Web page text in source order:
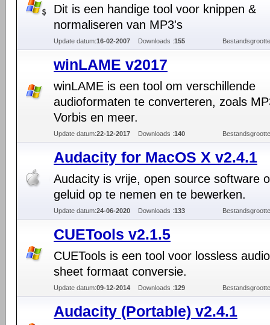
Dit is een handige tool voor knippen &
normaliseren van MP3's
Update datum:16-02-2007 Downloads :155
winLAME v2017
winLAME is een tool om verschillende
audioformaten te converteren, zoals
Vorbis en meer.
Update datum:22-12-2017 Downloads :140
Audacity for MacOS X v2.4.1
Audacity is vrije, open source software
geluid op te nemen en te bewerken.
Update datum:24-06-2020 Downloads :133
CUETools v2.1.5
CUETools is een tool voor lossless
sheet formaat conversie.
Update datum:09-12-2014 Downloads :129
Audacity (Portable) v2.4.1